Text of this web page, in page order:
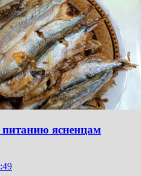
питанию ясненцам